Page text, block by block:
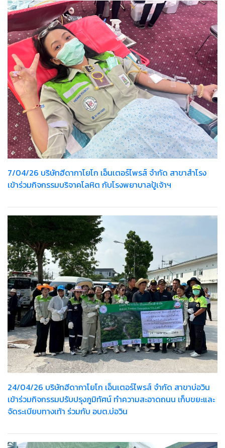
7/04/26 บริษัทฮีดากาโยโก เอ็นเตอร์ไพรส์ จำกัด สาขาสำโรง
เข้าร่วมกิจกรรมบริจาคโลหิต กับโรงพยาบาลปู้เจ้าฯ
24/04/26 บริษัทฮีดากาโยโก เอ็นเตอร์ไพรส์ จำกัด สาขาบ่อวิน
เข้าร่วมกิจกรรมปรับปรุงภูมิทัศน์ ทำความสะอาดถนน เก็บขยะและ
จัดระเบียบทางเท้า ร่วมกับ อบต.บ่อวิน